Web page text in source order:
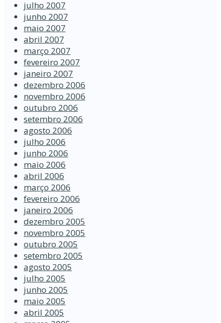
julho 2007
junho 2007
maio 2007
abril 2007
março 2007
fevereiro 2007
janeiro 2007
dezembro 2006
novembro 2006
outubro 2006
setembro 2006
agosto 2006
julho 2006
junho 2006
maio 2006
abril 2006
março 2006
fevereiro 2006
janeiro 2006
dezembro 2005
novembro 2005
outubro 2005
setembro 2005
agosto 2005
julho 2005
junho 2005
maio 2005
abril 2005